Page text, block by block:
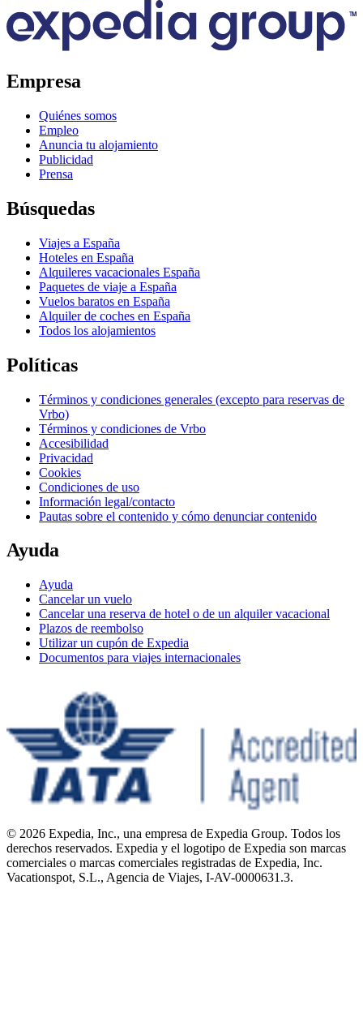
Empresa
Quiénes somos
Empleo
Anuncia tu alojamiento
Publicidad
Prensa
Búsquedas
Viajes a España
Hoteles en España
Alquileres vacacionales España
Paquetes de viaje a España
Vuelos baratos en España
Alquiler de coches en España
Todos los alojamientos
Políticas
Términos y condiciones generales (excepto para reservas de
Vrbo)
Términos y condiciones de Vrbo
Accesibilidad
Privacidad
Cookies
Condiciones de uso
Información legal/contacto
Pautas sobre el contenido y cómo denunciar contenido
Ayuda
Ayuda
Cancelar un vuelo
Cancelar una reserva de hotel o de un alquiler vacacional
Plazos de reembolso
Utilizar un cupón de Expedia
Documentos para viajes internacionales
© 2026 Expedia, Inc., una empresa de Expedia Group. Todos los
derechos reservados. Expedia y el logotipo de Expedia son marcas
comerciales o marcas comerciales registradas de Expedia, Inc.
Vacationspot, S.L., Agencia de Viajes, I-AV-0000631.3.